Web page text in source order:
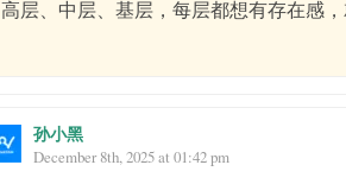
高层、中层、基层，每层都想有存在感，
孙小黑
December 8th, 2025 at 01:42 pm